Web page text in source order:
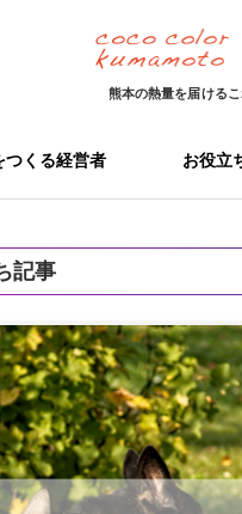
熊本の熱量を届ける
つくる経営者 お役立
記事